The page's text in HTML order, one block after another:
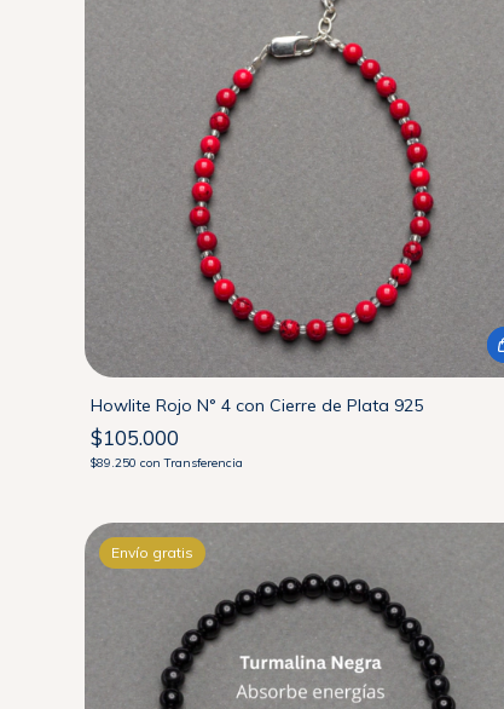
Howlite Rojo N° 4 con Cierre de Plata 925
$105.000
$89.250 con Transferencia
Envío gratis